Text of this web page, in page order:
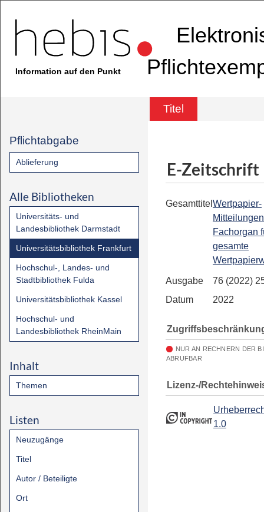
Information auf den Punkt
Titel
Pflichtabgabe
Ablieferung
Alle Bibliotheken
Universitäts- und
Landesbibliothek Darmstadt
Universitätsbibliothek Frankfurt
Hochschul-, Landes- und
Stadtbibliothek Fulda
Universitätsbibliothek Kassel
Hochschul- und
Landesbibliothek RheinMain
Inhalt
Themen
Listen
Neuzugänge
Titel
Autor / Beteiligte
Ort
E-Zeitschrift
Gesamttitel Wertpapier-
Fachorgan
gesamte
Ausgabe
76 (2022)
Datum
2022
NUR AN RECHNERN DER
ABRUFBAR
Lizenz-/
1.0